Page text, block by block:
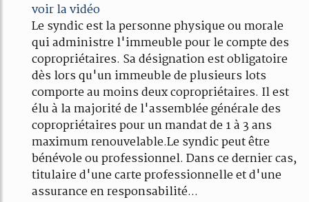
voir la vidéo
Le syndic est la personne physique ou morale
qui administre l'immeuble pour le compte des
copropriétaires. Sa désignation est obligatoire
dès lors qu'un immeuble de plusieurs lots
comporte au moins deux copropriétaires. Il est
élu à la majorité de l'assemblée générale des
copropriétaires pour un mandat de 1 à 3 ans
maximum renouvelable.Le syndic peut être
bénévole ou professionnel. Dans ce dernier cas,
titulaire d'une carte professionnelle et d'une
assurance en responsabilité...